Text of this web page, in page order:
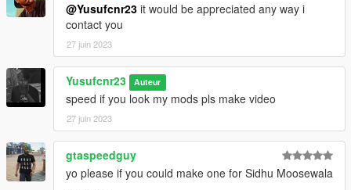
@Yusufcnr23 it would be appreciated any way i
contact you
27 juin 2023
Yusufcnr23 Auteur
speed if you look my mods pls make video
27 juin 2023
gtaspeedguy
yo please if you could make one for Sidhu Moosewala